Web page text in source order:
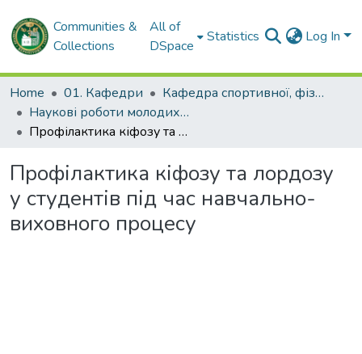
Communities &
Collections
All of
DSpace
Statistics Log In
Home 01. Кафедри
Кафедра спортивної, фізичної та реабілітаційної медицини, фізичної терапії, ерготерапії
Наукові роботи молодих дослідників та кваліфікаційні роботи. Кафедра спортивної, фізичної та реабілітаційної медицини, фізичної терапії, ерготерапії
Профілактика кіфозу та лордозу у студентів під час навчально-виховного процесу
Профілактика кіфозу та лордозу
у студентів під час навчально-
виховного процесу